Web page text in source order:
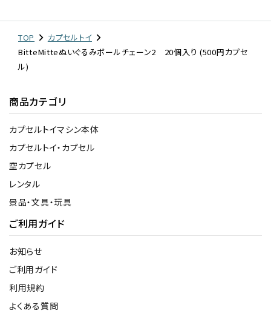
TOP
カプセルトイ
BitteMitteぬいぐるみボールチェーン2 20個入り (500円カプセ
ル)
商品カテゴリ
カプセルトイマシン本体
カプセルトイ・カプセル
空カプセル
レンタル
景品・文具・玩具
ご利用ガイド
お知らせ
ご利用ガイド
利用規約
よくある質問